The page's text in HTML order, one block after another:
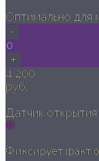
Оптимально для
-
0
+
4 200
руб.
Датчик открытия
Фиксирует факт